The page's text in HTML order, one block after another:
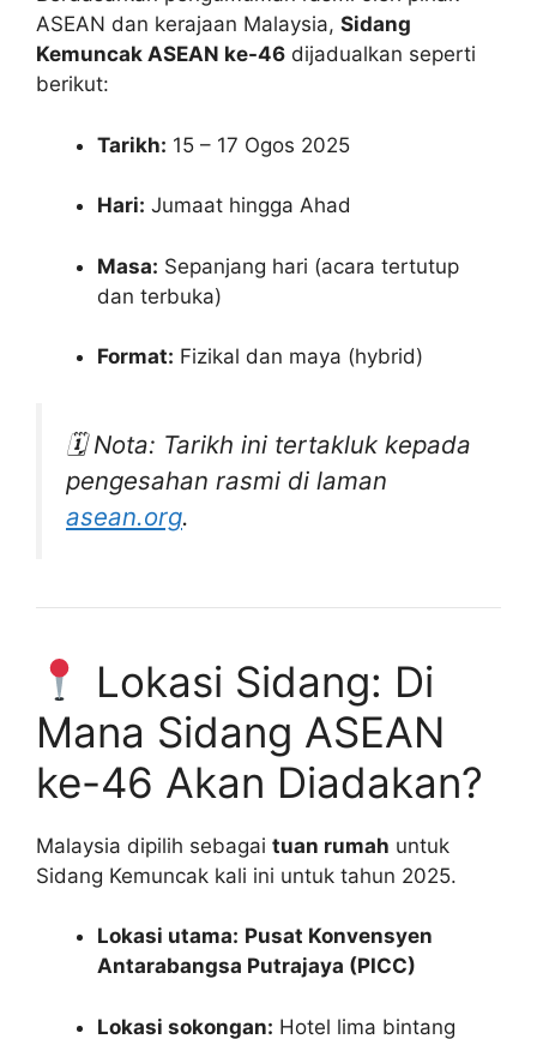
ASEAN dan kerajaan Malaysia, Sidang
Kemuncak ASEAN ke-46 dijadualkan seperti
berikut:
Tarikh: 15 – 17 Ogos 2025
Hari: Jumaat hingga Ahad
Masa: Sepanjang hari (acara tertutup
dan terbuka)
Format: Fizikal dan maya (hybrid)
🗓Nota: Tarikh ini tertakluk kepada
pengesahan rasmi di laman
asean.org.
Lokasi Sidang: Di
Mana Sidang ASEAN
ke-46 Akan Diadakan?
Malaysia dipilih sebagai tuan rumah untuk
Sidang Kemuncak kali ini untuk tahun 2025.
Lokasi utama: Pusat Konvensyen
Antarabangsa Putrajaya (PICC)
Lokasi sokongan: Hotel lima bintang